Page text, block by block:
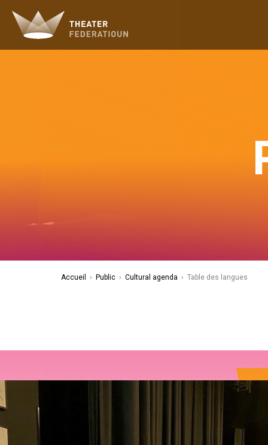
Accueil › Public › Cultural agenda › Table des langues